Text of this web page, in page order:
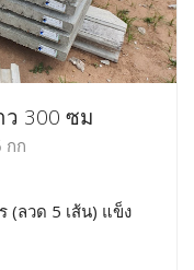
ว 300 ซม
กก
(ลวด 5 เส้น) แข็ง